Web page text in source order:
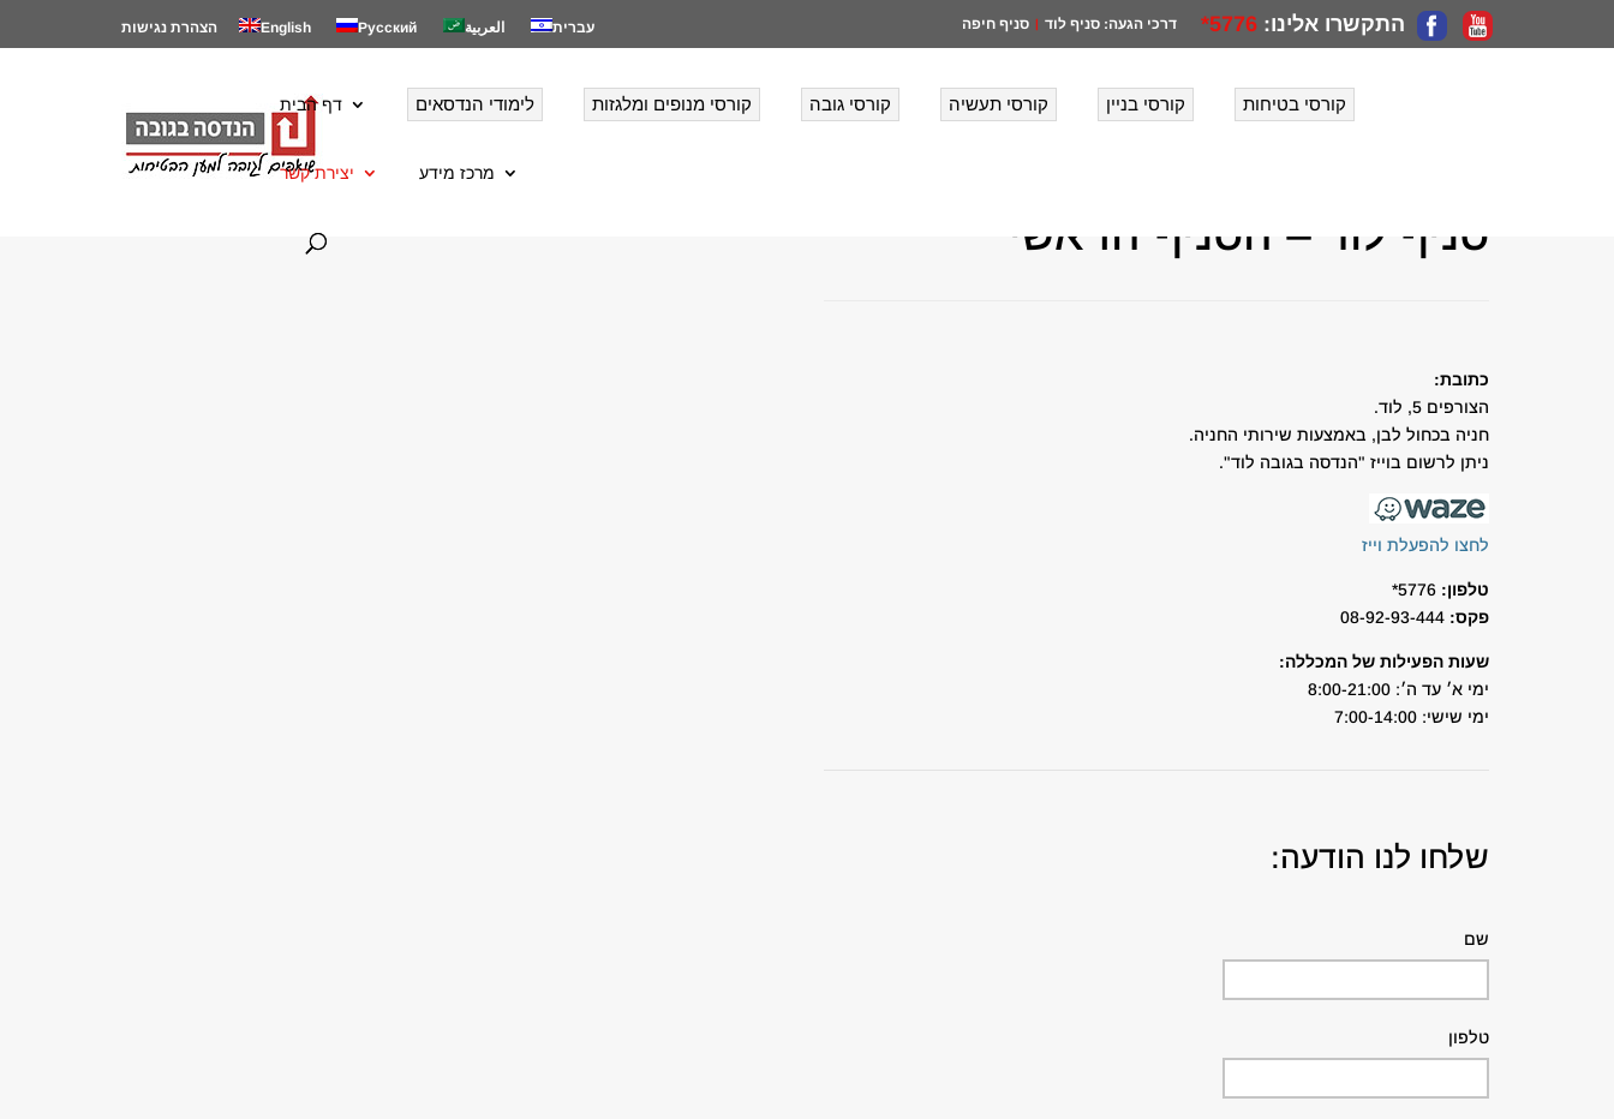
התקשרו אלינו: 5776* דרכי הגעה: סניף לוד | סניף חיפה הצהרת נגישות English Русский العربية עברית
קורסי בטיחות קורסי בניין קורסי תעשיה קורסי גובה קורסי מנופים ומלגזות לימודי הנדסאים דף הבית
מרכז מידע יצירת קשר
סניף לוד – הסניף הראשי
כתובת:
הצורפים 5, לוד.
חניה בכחול לבן, באמצעות שירותי החניה.
ניתן לרשום בוייז "הנדסה בגובה לוד".
לחצו להפעלת וייז
טלפון: 5776*
פקס: 08-92-93-444
שעות הפעילות של המכללה:
ימי א׳ עד ה׳: 8:00-21:00
ימי שישי: 7:00-14:00
שלחו לנו הודעה:
שם
טלפון